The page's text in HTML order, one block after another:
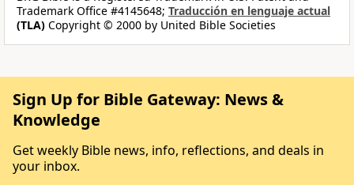
Trademark Office #4145648; Traducción en lenguaje actual
(TLA) Copyright © 2000 by United Bible Societies
Sign Up for Bible Gateway: News &
Knowledge
Get weekly Bible news, info, reflections, and deals in
your inbox.